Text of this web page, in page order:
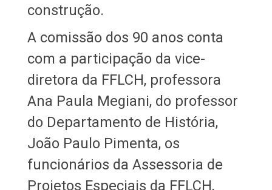
construção.
A comissão dos 90 anos conta
com a participação da vice-
diretora da FFLCH, professora
Ana Paula Megiani, do professor
do Departamento de História,
João Paulo Pimenta, os
funcionários da Assessoria de
Projetos Especiais da FFLCH,